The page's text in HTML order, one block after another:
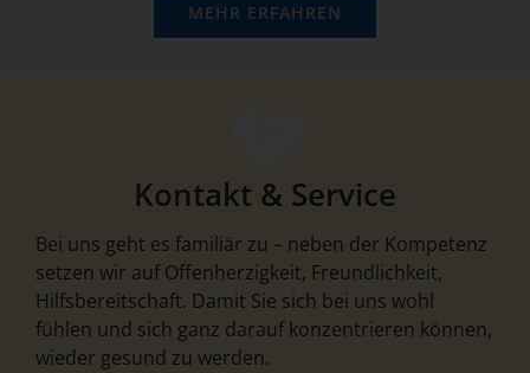
MEHR ERFAHREN
Kontakt & Service
Bei uns geht es familiär zu – neben der Kompetenz
setzen wir auf Offenherzigkeit, Freundlichkeit,
Hilfsbereitschaft. Damit Sie sich bei uns wohl
fühlen und sich ganz darauf konzentrieren können,
wieder gesund zu werden.